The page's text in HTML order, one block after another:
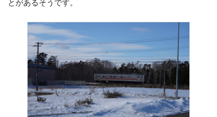
とがあるそうです。